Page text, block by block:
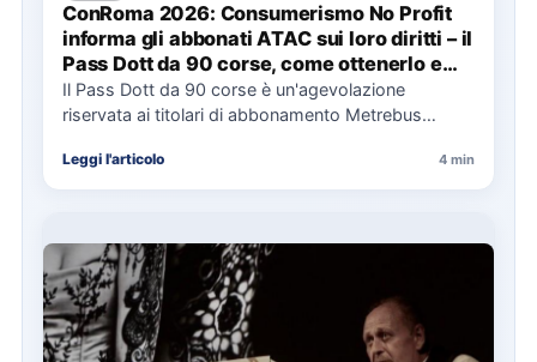
ConRoma 2026: Consumerismo No Profit
informa gli abbonati ATAC sui loro diritti – il
Pass Dott da 90 corse, come ottenerlo e
cosa spetta in caso di disservizi
Il Pass Dott da 90 corse è un'agevolazione
riservata ai titolari di abbonamento Metrebus
Leggi l'articolo 4 min